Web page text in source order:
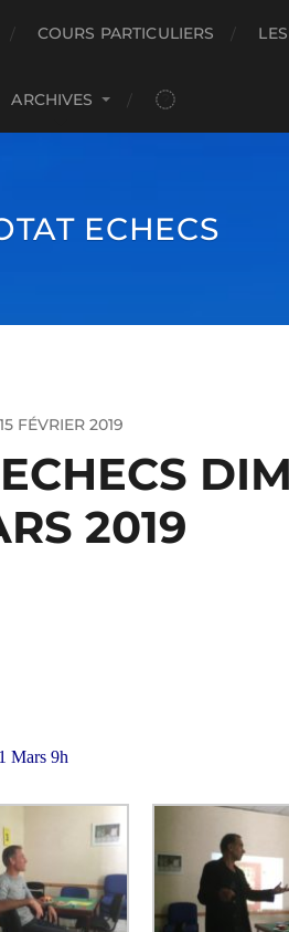
COURS PARTICULIERS
ARCHIVES
ECHECS
15 FÉVRIER 2019
2019
Mars 9h